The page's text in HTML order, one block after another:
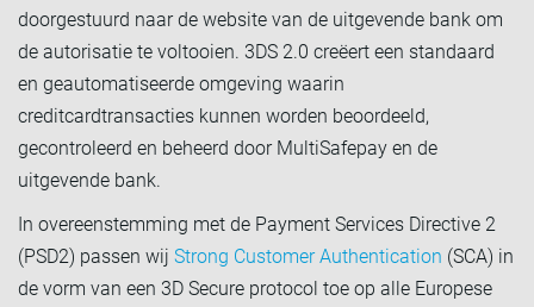
doorgestuurd naar de website van de uitgevende bank om
de autorisatie te voltooien. 3DS 2.0 creëert een standaard
en geautomatiseerde omgeving waarin
creditcardtransacties kunnen worden beoordeeld,
gecontroleerd en beheerd door MultiSafepay en de
uitgevende bank.
In overeenstemming met de Payment Services Directive 2
(PSD2) passen wij Strong Customer Authentication (SCA) in
de vorm van een 3D Secure protocol toe op alle Europese